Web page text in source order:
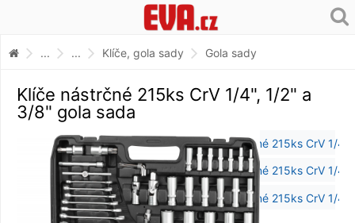
... ... Klíče, gola sady Gola sady
Klíče nástrčné 215ks CrV 1/4", 1/2" a
3/8" gola sada